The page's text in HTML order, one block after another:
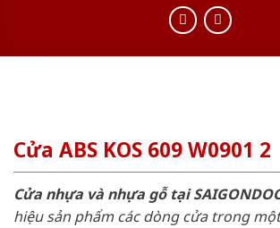
Cửa ABS KOS 609 W0901 2
Cửa nhựa và nhựa gỗ tại
hiệu sản phẩm các dòng cửa trong